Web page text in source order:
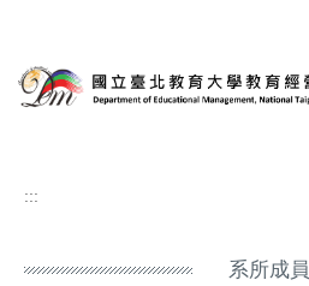
主
要
:::
系所成員